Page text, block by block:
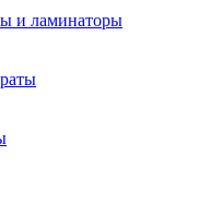
и ламинаторы